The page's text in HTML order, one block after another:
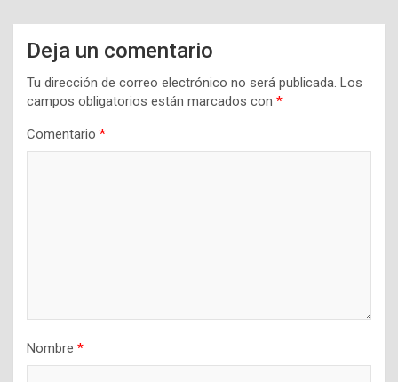
Deja un comentario
Tu dirección de correo electrónico no será publicada. Los
campos obligatorios están marcados con *
Comentario *
Nombre *